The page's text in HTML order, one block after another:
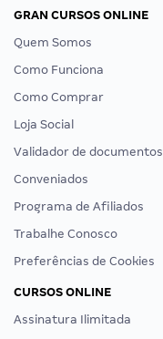
GRAN CURSOS ONLINE
Quem Somos
Como Funciona
Como Comprar
Loja Social
Validador de documentos
Conveniados
Programa de Afiliados
Trabalhe Conosco
Preferências de Cookies
CURSOS ONLINE
Assinatura Ilimitada